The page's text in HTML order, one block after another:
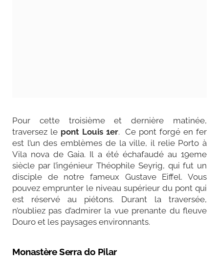
Pour cette troisième et dernière matinée,
traversez lepont Louis 1er.Ce pont forgé en fer
est l’un des emblèmes de la ville, il relie Porto à
Vila nova de Gaia. Il a été échafaudé au 19eme
siècle par l’ingénieur Théophile Seyrig, qui fut un
disciple de notre fameux Gustave Eiffel. Vous
pouvez emprunter le niveau supérieur du pont qui
est réservé au piétons. Durant la traversée,
n’oubliez pas d’admirer la vue prenante du fleuve
Douro et les paysages environnants.
Monastère Serra do Pilar